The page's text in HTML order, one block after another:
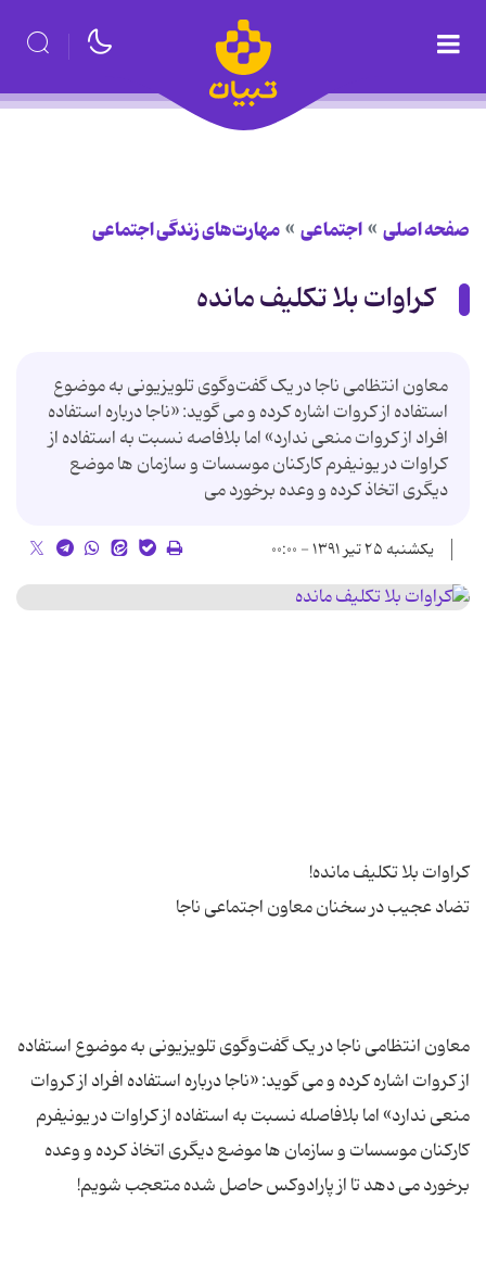
صفحه اصلی اجتماعی مهارت‌های زندگی اجتماعی
کراوات بلا تکلیف مانده
معاون انتظامی ناجا در یک گفت‌وگوی تلویزیونی به موضوع
استفاده از کروات اشاره کرده و می گوید: «ناجا درباره استفاده
افراد از کروات منعی ندارد» اما بلافاصه نسبت به استفاده از
کراوات در یونیفرم کارکنان موسسات و سازمان ها موضع
دیگری اتخاذ کرده و وعده برخورد می
یکشنبه ۲۵ تیر ۱۳۹۱ - ۰۰:۰۰
معاون انتظامی ناجا در یک گفت‌وگوی تلویزیونی به موضوع استفاده
از کروات اشاره کرده و می گوید: «ناجا درباره استفاده افراد از کروات
منعی ندارد» اما بلافاصله نسبت به استفاده از کراوات در یونیفرم
کارکنان موسسات و سازمان ها موضع دیگری اتخاذ کرده و وعده